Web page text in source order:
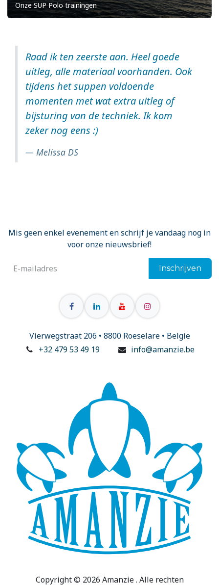
Onze SUP Polo trainingen
Raad ik ten zeerste aan. Heel goede
uitleg, alle materiaal voorhanden. Ook
tijdens het suppen voldoende
momenten met wat extra uitleg of
bijsturing van de techniek. Ik kom
zeker nog eens :)
Melissa DS
Mis geen enkel evenement en schrijf je vandaag nog in
voor onze nieuwsbrief!
Inschrijven
Vierwegstraat 206 • 8800 Roeselare • Belgie
+32 479 53 49 19
info@amanzie.be
Copyright © 2026 Amanzie . Alle rechten